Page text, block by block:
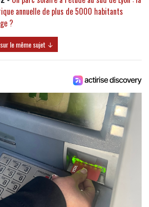
annuelle de plus de 5000 habitants
?
le même sujet ↓